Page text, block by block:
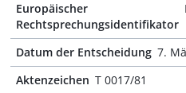
Europäischer
Rechtsprechungsidentifikator
Datum der Entscheidung 7.
Aktenzeichen T 0017/81